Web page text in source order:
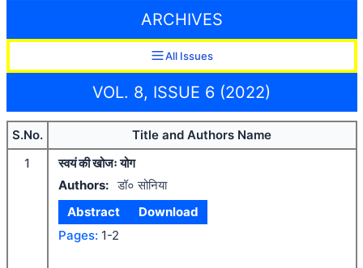
ARCHIVES
All Issues
VOL. 8, ISSUE 6 (2022)
S.No.
Title and Authors Name
1
स्वयं की खोजः योग
Authors: डॉ० सोनिया
Abstract
Download
Pages: 1-2